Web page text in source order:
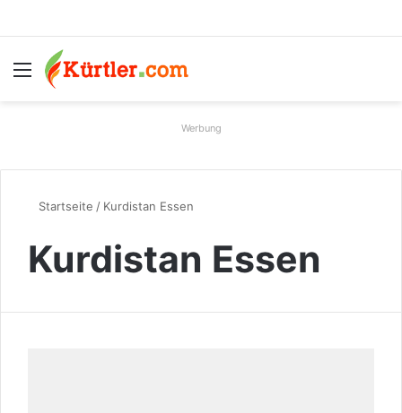
Menü
Werbung
Startseite / Kurdistan Essen
Kurdistan Essen